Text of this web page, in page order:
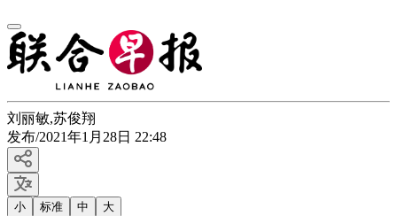
刘丽敏,苏俊翔
发布/2021年1月28日 22:48
小 标准 中 大